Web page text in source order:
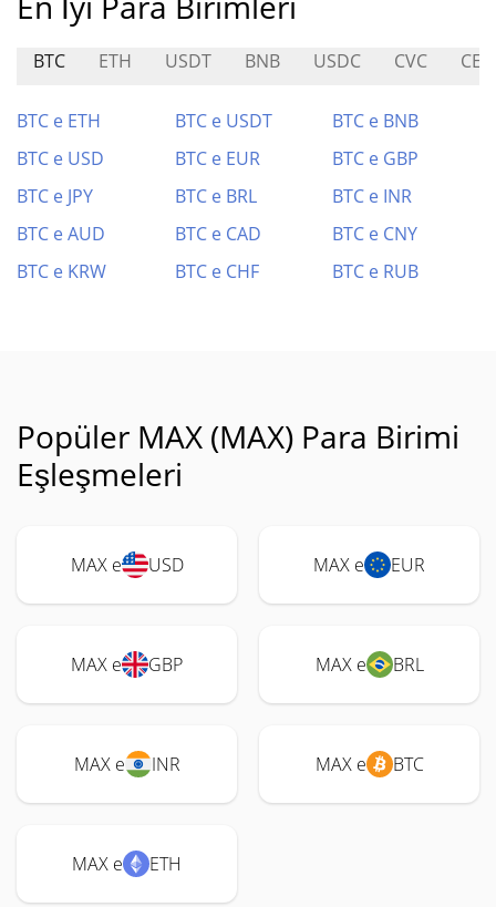
BTC ETH USDT BNB USDC CVC
BTC e ETH BTC e USDT
BTC e BNB
BTC e USD
BTC e EUR
BTC e GBP
BTC e JPY
BTC e BRL
BTC e INR
BTC e AUD
BTC e CAD
BTC e CNY
BTC e KRW
BTC e CHF BTC e RUB
Popüler MAX (MAX) Para Birimi
Eşleşmeleri
MAX e USD MAX e EUR
MAX e GBP MAX e BRL
MAX e INR MAX e BTC
MAX e ETH